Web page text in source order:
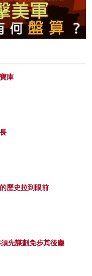
庫
歷史拉到眼前
先謀劃免步其後塵